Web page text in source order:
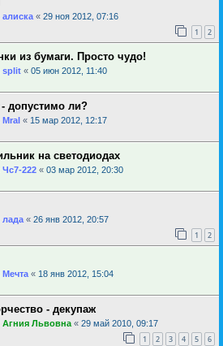
алиска « 29 ноя 2012, 07:16
1 2
из бумаги. Просто чудо!
sрlit « 05 июн 2012, 11:40
допустимо ли?
Mral « 15 мар 2012, 12:17
на светодиодах
Чс7-222 « 03 мар 2012, 20:30
лада « 26 янв 2012, 20:57
1 2
Мечта « 18 янв 2012, 15:04
- декупаж
Агния Львовна « 29 май 2010, 09:17
1 2 3 4 5 6